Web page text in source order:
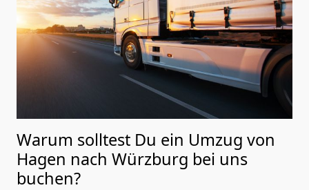
Warum solltest Du ein Umzug von
Hagen nach Würzburg bei uns
buchen?